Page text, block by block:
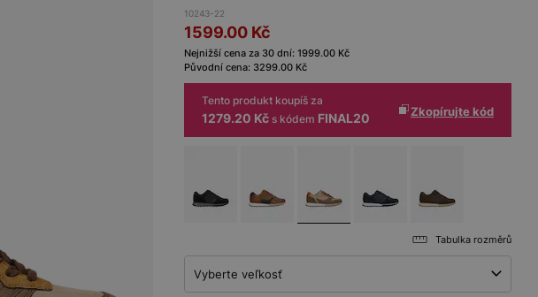
10243-22
1599.00 Kč
Nejnižší cena za 30 dní: 1999.00 Kč
Původní cena: 3299.00 Kč
Tento produkt koupíš za
1279.20 Kč s kódem FINAL20 Zkopírujte kód
Tabulka rozměrů
Vyberte veľkosť